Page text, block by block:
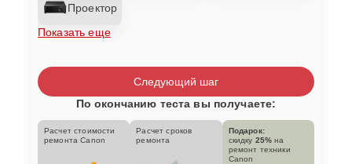
Проектор
Показать еще
Следующий шаг
По окончанию теста вы получаете:
Расчет стоимости
ремонта Canon
Расчет сроков
ремонта
Подарок:
скидку 25% на
ремонт техники
Canon